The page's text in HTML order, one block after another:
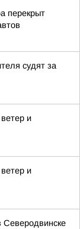
перекрыт
судят за
и
и
Северодвинске